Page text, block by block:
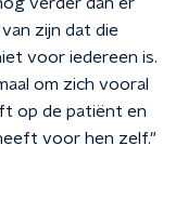
zijn dat die
voor iedereen is.
om zich vooral
op de patiënt en
voor hen zelf."